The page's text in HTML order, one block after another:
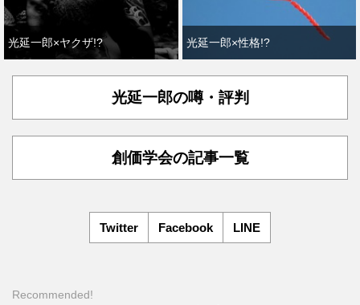
光延一郎×ヤクザ!? 光延一郎×性格!?
光延一郎の噂・評判
創価学会の記事一覧
Twitter Facebook LINE
Recommended!